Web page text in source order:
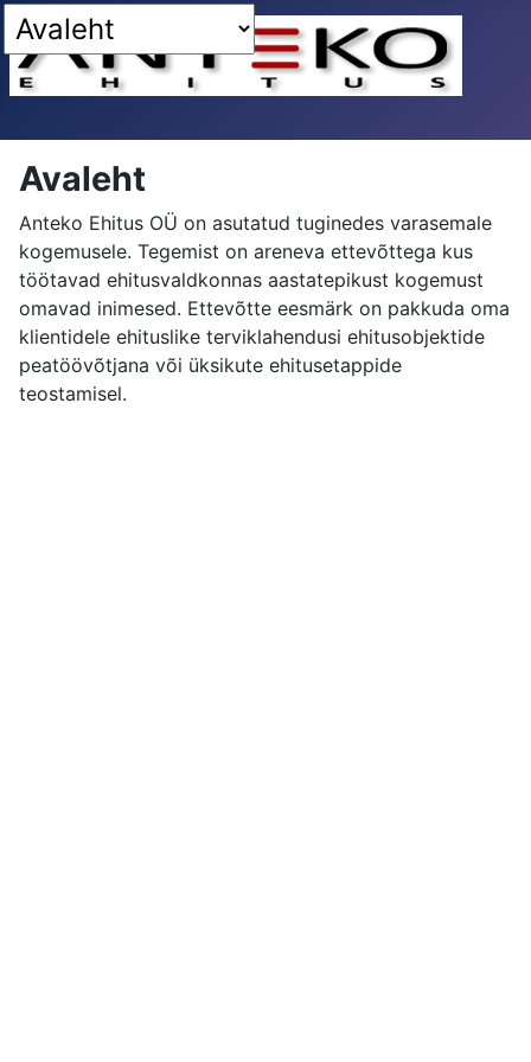
Avaleht
Anteko Ehitus OÜ on asutatud tuginedes varasemale
kogemusele. Tegemist on areneva ettevõttega kus
töötavad ehitusvaldkonnas aastatepikust kogemust
omavad inimesed. Ettevõtte eesmärk on pakkuda oma
klientidele ehituslike terviklahendusi ehitusobjektide
peatöövõtjana või üksikute ehitusetappide
teostamisel.